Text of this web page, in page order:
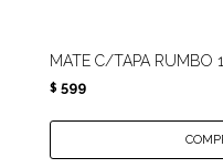
MATE C/TAPA RUMBO
$ 599